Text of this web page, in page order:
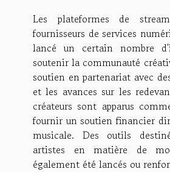
Les plateformes de
fournisseurs de services
lancé un certain nombre
soutenir la communauté
soutien en partenariat avec
et les avances sur les
créateurs sont apparus
fournir un soutien financier
musicale. Des outils
artistes en matière de
également été lancés ou